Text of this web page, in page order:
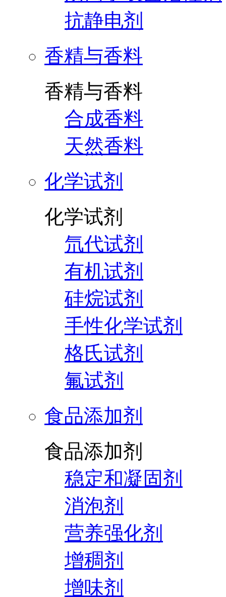
抗静电剂
香精与香料
香精与香料
合成香料
天然香料
化学试剂
化学试剂
氘代试剂
有机试剂
硅烷试剂
手性化学试剂
格氏试剂
氟试剂
食品添加剂
食品添加剂
稳定和凝固剂
消泡剂
营养强化剂
增稠剂
增味剂